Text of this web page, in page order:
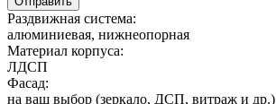
Раздвижная система:
алюминиевая, нижнеопорная
Материал корпуса:
ЛДСП
Фасад:
на ваш выбор (зеркало, ДСП, витраж и др.)